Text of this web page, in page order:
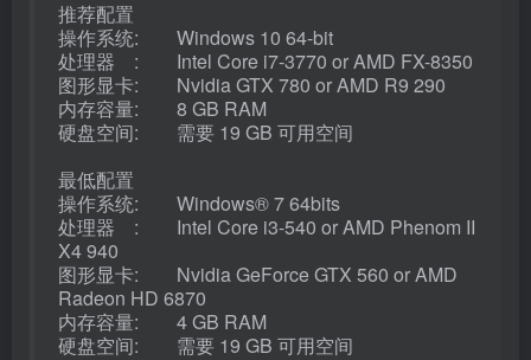
推荐配置
操作系统: Windows 10 64-bit
处理器 : Intel Core i7-3770 or AMD FX-8350
图形显卡: Nvidia GTX 780 or AMD R9 290
内存容量: 8 GB RAM
硬盘空间: 需要 19 GB 可用空间
最低配置
操作系统: Windows® 7 64bits
处理器 : Intel Core i3-540 or AMD Phenom II
X4 940
图形显卡: Nvidia GeForce GTX 560 or AMD
Radeon HD 6870
内存容量: 4 GB RAM
硬盘空间: 需要 19 GB 可用空间